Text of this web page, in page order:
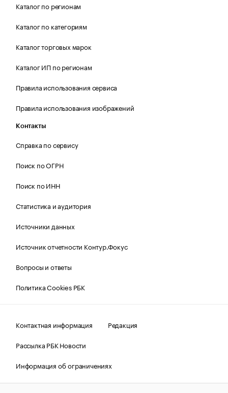
Каталог по регионам
Каталог по категориям
Каталог торговых марок
Каталог ИП по регионам
Правила использования сервиса
Правила использования изображений
Контакты
Справка по сервису
Поиск по ОГРН
Поиск по ИНН
Статистика и аудитория
Источники данных
Источник отчетности Контур.Фокус
Вопросы и ответы
Политика Cookies РБК
Контактная информация
Редакция
Рассылка РБК Новости
Информация об ограничениях
Правовая информация
О соблюдении авторских прав